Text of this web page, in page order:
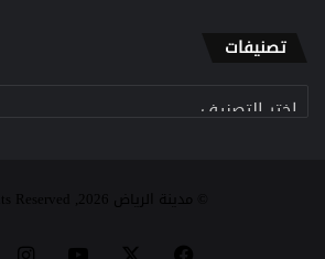
تصنيفات
تصنيفات
© مدينة الرياض 2026, All Rights Reserved